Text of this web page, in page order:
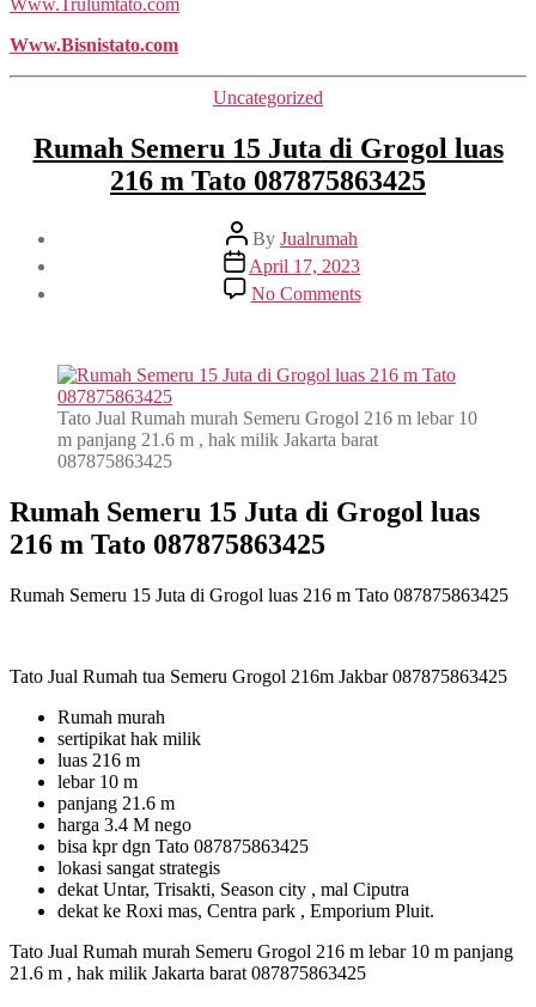
Www.Trulumtato.com
Www.Bisnistato.com
Categories
Uncategorized
Rumah Semeru 15 Juta di Grogol luas
216 m Tato 087875863425
Post
author
By Jualrumah
Post
date
April 17, 2023
No Commentson
Rumah
Juta
Grogol
luas
087875863425
Tato Jual Rumah murah Semeru Grogol 216 m lebar 10
m panjang 21.6 m , hak milik Jakarta barat
087875863425
Rumah Semeru 15 Juta di Grogol luas
216 m Tato 087875863425
Rumah Semeru 15 Juta di Grogol luas 216 m Tato 087875863425
Tato Jual Rumah tua Semeru Grogol 216m Jakbar 087875863425
Rumah murah
sertipikat hak milik
luas 216 m
lebar 10 m
panjang 21.6 m
harga 3.4 M nego
bisa kpr dgn Tato 087875863425
lokasi sangat strategis
dekat Untar, Trisakti, Season city , mal Ciputra
dekat ke Roxi mas, Centra park , Emporium Pluit.
Tato Jual Rumah murah Semeru Grogol 216 m lebar 10 m panjang
21.6 m , hak milik Jakarta barat 087875863425